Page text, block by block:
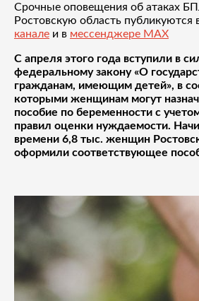
Срочные оповещения об атаках
Ростовскую область публикуются
канале и в мессенджере MAX
С апреля этого года вступили в
федеральному закону «О
гражданам, имеющим детей», в
которыми женщинам могут
пособие по беременности с
правил оценки нуждаемости.
времени 6,8 тыс. женщин
оформили соответствующее